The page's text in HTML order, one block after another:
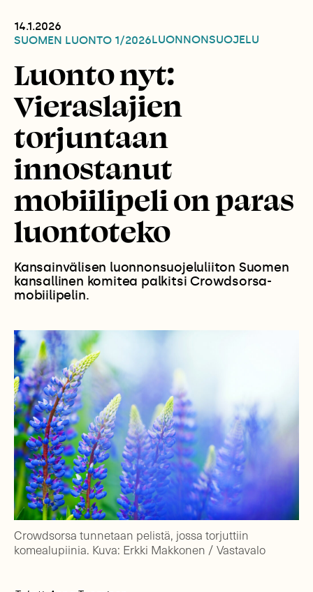
14.1.2026
SUOMEN LUONTO 1/2026LUONNONSUOJELU
Luonto nyt:
Vieraslajien
torjuntaan
innostanut
mobiilipeli on paras
luontoteko
Kansainvälisen luonnonsuojeluliiton Suomen
kansallinen komitea palkitsi Crowdsorsa-
mobiilipelin.
Crowdsorsa tunnetaan pelistä, jossa torjuttiin
komealupiinia. Kuva: Erkki Makkonen / Vastavalo